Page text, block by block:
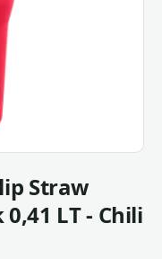
Straw
LT - Chili